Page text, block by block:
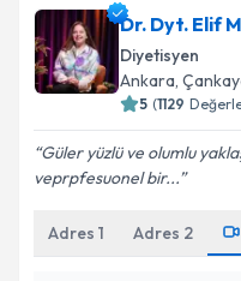
E-posta Adresiniz
Kişisel
Metni'ni okudum
Dr. Dyt. Elif
Diyetisyen
Ankara,
5 (1129
Güler yüzlü ve olumlu
veprpfesuonel bir...
Adres 1 Adres 2